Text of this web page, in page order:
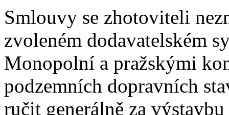
Smlouvy se zhotoviteli
zvoleném dodavatelském
Monopolní a pražskými
podzemních dopravních
ručit generálně za